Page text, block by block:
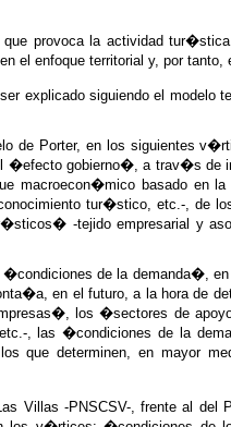
provoca la actividad
el enfoque territorial y, por
explicado siguiendo el
de Porter, en los siguientes
�efecto gobierno�, a trav�s de
basado en la
tur�stico, etc.-, de
-tejido empresarial y
de la demanda�, en
en el futuro, a la hora de
los �sectores de
, las �condiciones de la
que determinen, en mayor
Villas -PNSCSV-, frente al del